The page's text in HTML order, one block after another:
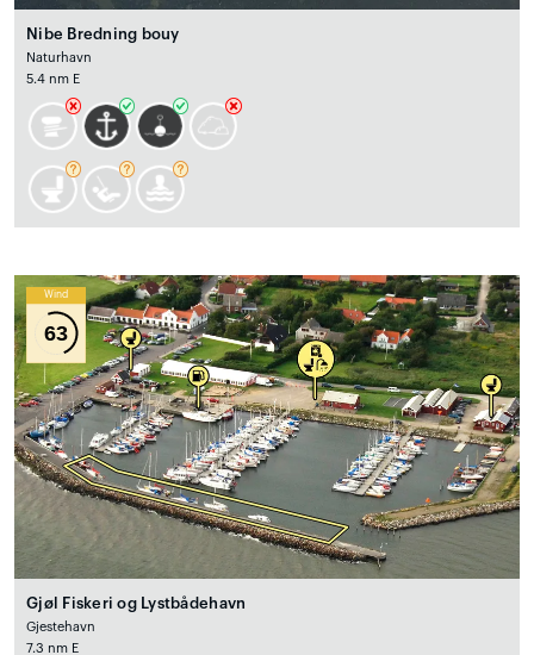
Nibe Bredning bouy
Naturhavn
5.4 nm E
Wind
63
Gjøl Fiskeri og Lystbådehavn
Gjestehavn
7.3 nm E